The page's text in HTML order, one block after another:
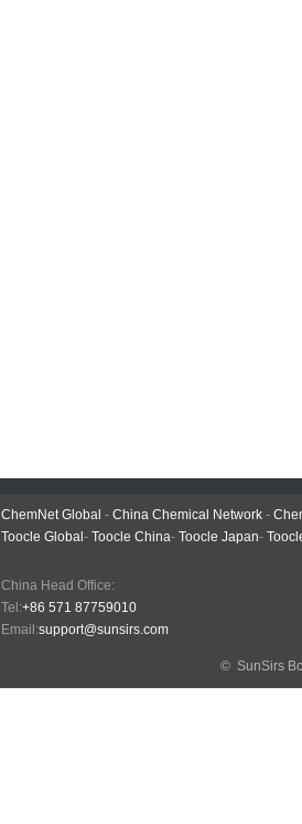
ChemNet Global - China Chemical Network -
Toocle Global - Toocle China- Toocle Japan-
China Head Office:
Tel:+86 571 87759010
Email:support@sunsirs.com
© SunSirs